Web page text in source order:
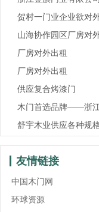
贺村一门业企业欲对
山海协作园区厂房对
厂房对外出租
厂房对外出租
供应复合烤漆门
木门首选品牌——浙
舒宇木业供应各种规
友情链接
中国木门网
环球资源